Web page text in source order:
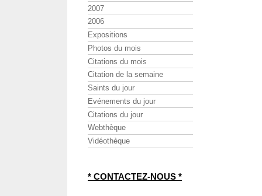
2007
2006
Expositions
Photos du mois
Citations du mois
Citation de la semaine
Saints du jour
Evénements du jour
Citations du jour
Webthèque
Vidéothèque
* CONTACTEZ-NOUS *